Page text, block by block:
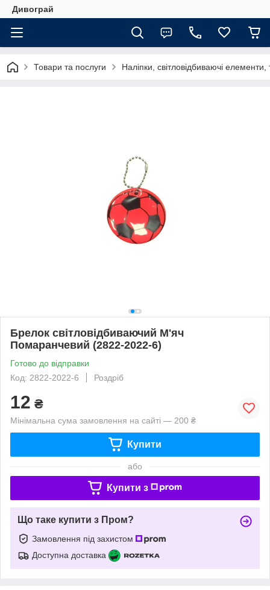
Дивограй
Товари та послуги Наліпки, світловідбиваючі
Брелок світловідбиваючий М'яч
Помаранчевий (2822-2022-6)
Готово до відправки
Код: 2822-2022-6
Роздріб
12 ₴
Мінімальна сума замовлення на сайті — 200 ₴
Купити
або
Купити з
Що таке купити з Пром?
Замовлення під захистом
Доступна доставка